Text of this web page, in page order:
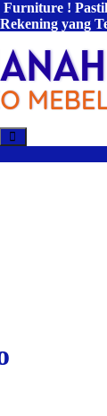
!
yang